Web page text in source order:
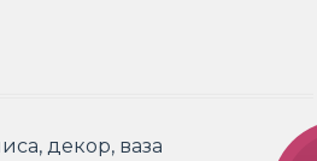
декор, ваза